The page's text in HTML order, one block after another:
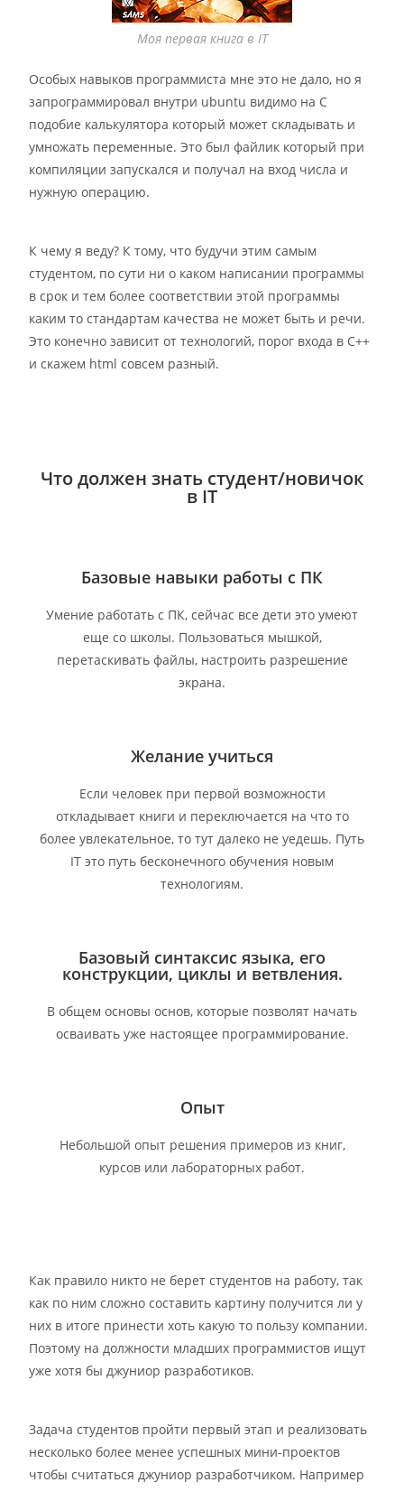
Моя первая книга в IT
Особых навыков программиста мне это не дало, но я
запрограммировал внутри ubuntu видимо на С
подобие калькулятора который может складывать и
умножать переменные. Это был файлик который при
компиляции запускался и получал на вход числа и
нужную операцию.
К чему я веду? К тому, что будучи этим самым
студентом, по сути ни о каком написании программы
в срок и тем более соответствии этой программы
каким то стандартам качества не может быть и речи.
Это конечно зависит от технологий, порог входа в С++
и скажем html совсем разный.
Что должен знать студент/новичок
в IT
Базовые навыки работы с ПК
Умение работать с ПК, сейчас все дети это умеют
еще со школы. Пользоваться мышкой,
перетаскивать файлы, настроить разрешение
экрана.
Желание учиться
Если человек при первой возможности
откладывает книги и переключается на что то
более увлекательное, то тут далеко не уедешь. Путь
IT это путь бесконечного обучения новым
технологиям.
Базовый синтаксис языка, его
конструкции, циклы и ветвления.
В общем основы основ, которые позволят начать
осваивать уже настоящее программирование.
Опыт
Небольшой опыт решения примеров из книг,
курсов или лабораторных работ.
Как правило никто не берет студентов на работу, так
как по ним сложно составить картину получится ли у
них в итоге принести хоть какую то пользу компании.
Поэтому на должности младших программистов ищут
уже хотя бы джуниор разработиков.
Задача студентов пройти первый этап и реализовать
несколько более менее успешных мини-проектов
чтобы считаться джуниор разработчиком. Например